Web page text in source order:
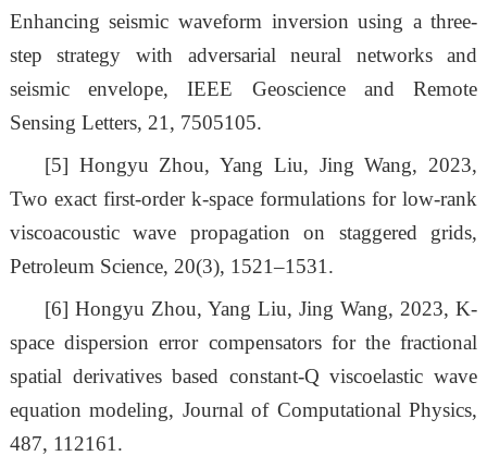
Enhancing seismic waveform inversion using a three-
step strategy with adversarial neural networks and
seismic envelope, IEEE Geoscience and Remote
Sensing Letters, 21, 7505105.
[5] Hongyu Zhou, Yang Liu, Jing Wang, 2023,
Two exact first-order k-space formulations for low-rank
viscoacoustic wave propagation on staggered grids,
Petroleum Science, 20(3), 1521–1531.
[6] Hongyu Zhou, Yang Liu, Jing Wang, 2023, K-
space dispersion error compensators for the fractional
spatial derivatives based constant-Q viscoelastic wave
equation modeling, Journal of Computational Physics,
487, 112161.